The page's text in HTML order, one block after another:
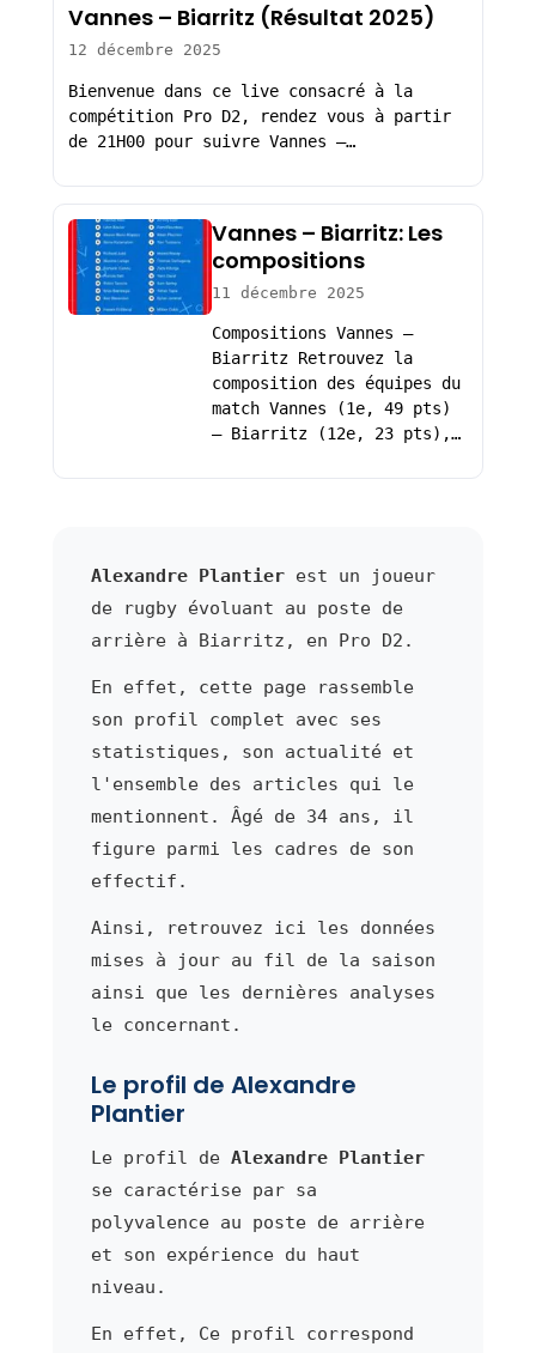
Vannes – Biarritz (Résultat 2025)
12 décembre 2025
Bienvenue dans ce live consacré à la
compétition Pro D2, rendez vous à partir
de 21H00 pour suivre Vannes –…
Vannes – Biarritz: Les
compositions
11 décembre 2025
Compositions Vannes –
Biarritz Retrouvez la
composition des équipes du
match Vannes (1e, 49 pts)
– Biarritz (12e, 23 pts),…
Alexandre Plantierest un joueur
de rugby évoluant au poste de
arrière à Biarritz, en Pro D2.
En effet, cette page rassemble
son profil complet avec ses
statistiques, son actualité et
l'ensemble des articles qui le
mentionnent. Âgé de 34 ans, il
figure parmi les cadres de son
effectif.
Ainsi, retrouvez ici les données
mises à jour au fil de la saison
ainsi que les dernières analyses
le concernant.
Le profil de Alexandre
Plantier
Le profil de Alexandre Plantier
se caractérise par sa
polyvalence au poste de arrière
et son expérience du haut
niveau.
En effet, Ce profil correspond